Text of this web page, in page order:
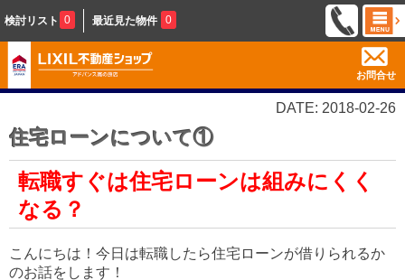
検討リスト 0 最近見た物件 0
お問合せ
DATE: 2018-02-26
住宅ローンについて①
転職すぐは住宅ローンは組みにくく
なる？
こんにちは！今日は転職したら住宅ローンが借りられるか
のお話をします！